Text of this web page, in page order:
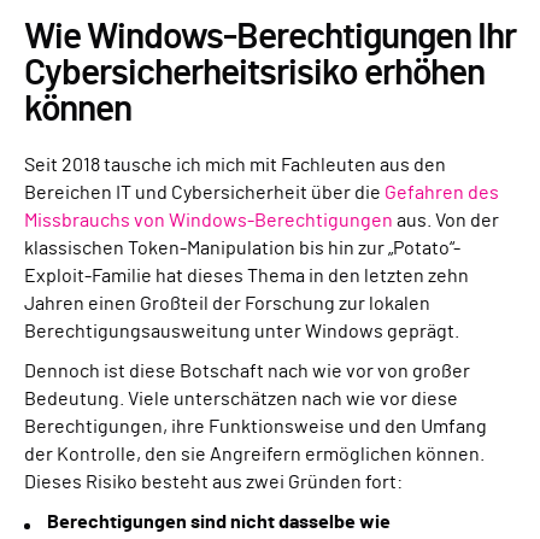
Wie Windows-Berechtigungen Ihr
Cybersicherheitsrisiko erhöhen
können
Seit 2018 tausche ich mich mit Fachleuten aus den
Bereichen IT und Cybersicherheit über die Gefahren des
Missbrauchs von Windows-Berechtigungen aus. Von der
klassischen Token-Manipulation bis hin zur „Potato“-
Exploit-Familie hat dieses Thema in den letzten zehn
Jahren einen Großteil der Forschung zur lokalen
Berechtigungsausweitung unter Windows geprägt.
Dennoch ist diese Botschaft nach wie vor von großer
Bedeutung. Viele unterschätzen nach wie vor diese
Berechtigungen, ihre Funktionsweise und den Umfang
der Kontrolle, den sie Angreifern ermöglichen können.
Dieses Risiko besteht aus zwei Gründen fort:
Berechtigungen sind nicht dasselbe wie